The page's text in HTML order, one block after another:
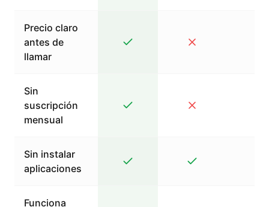
Precio claro
antes de
llamar
Sin
suscripción
mensual
Sin instalar
aplicaciones
Funciona